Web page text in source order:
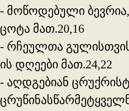
- მოწოდებული
ცოტა მათ.20,16
- რჩეულთა
ის დღეები მათ.24,22
- აღდგებიან